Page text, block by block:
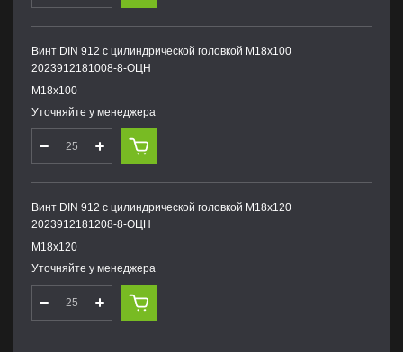
Винт DIN 912 с цилиндрической головкой М18х100
2023912181008-8-ОЦН
М18х100
Уточняйте у менеджера
Винт DIN 912 с цилиндрической головкой М18х120
2023912181208-8-ОЦН
М18х120
Уточняйте у менеджера